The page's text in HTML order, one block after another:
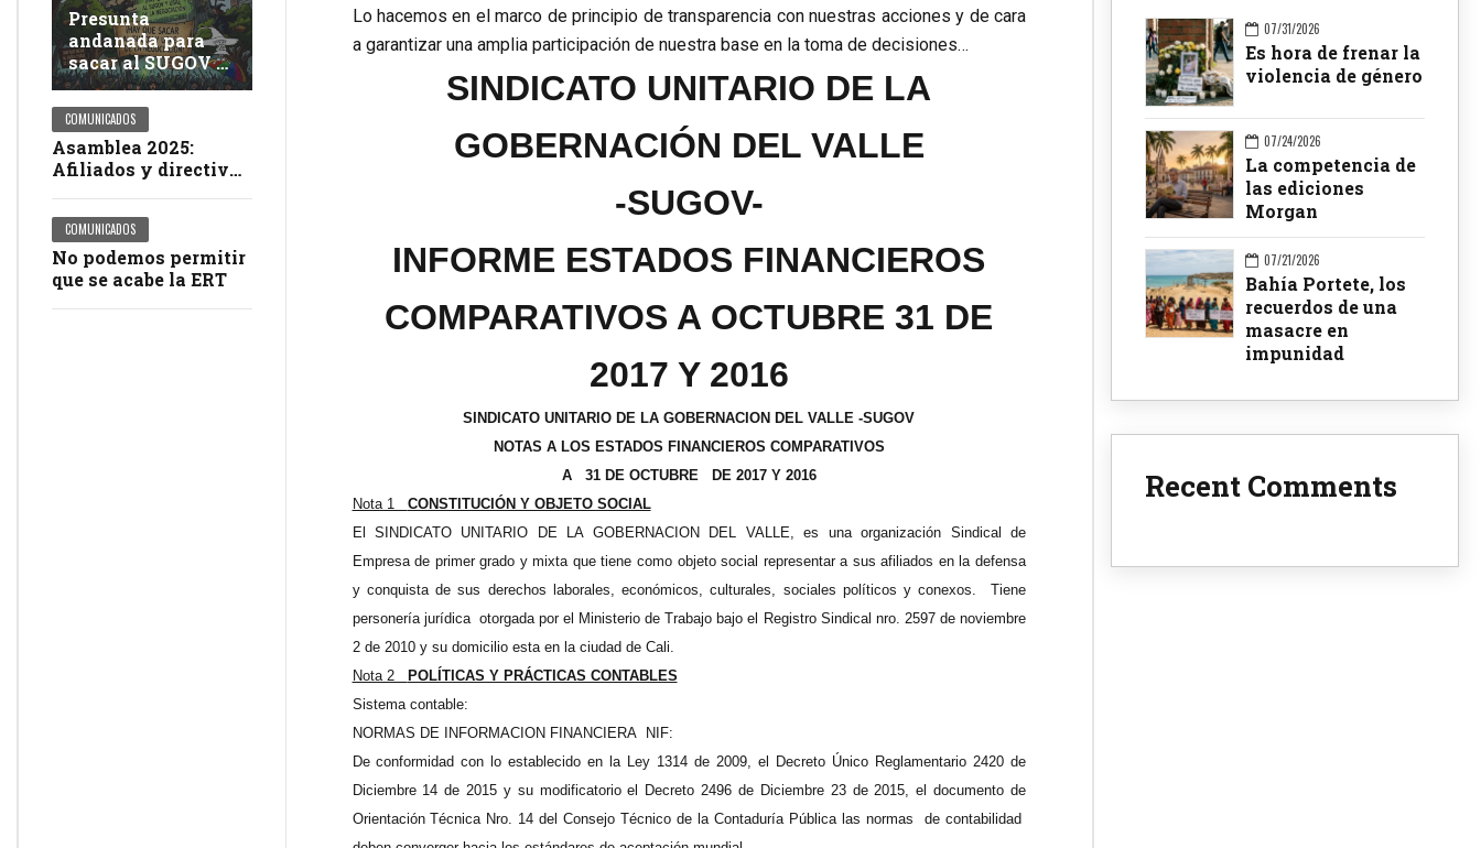
Presunta
andanada para
sacar al SUGOV y
a USAE de la
negociación del
pliego petitorio
COMUNICADOS
Asamblea 2025:
Afiliados y directivos
del estadio
COMUNICADOS
No podemos permitir
que se acabe la ERT
Lo hacemos en el marco de principio de transparencia con nuestras acciones y de cara
a garantizar una amplia participación de nuestra base en la toma de decisiones…
SINDICATO UNITARIO DE LA
GOBERNACIÓN DEL VALLE
-SUGOV-
INFORME ESTADOS FINANCIEROS
COMPARATIVOS A OCTUBRE 31 DE
2017 Y 2016
SINDICATO UNITARIO DE LA GOBERNACION DEL VALLE -SUGOV
NOTAS A LOS ESTADOS FINANCIEROS COMPARATIVOS
A 31 DE OCTUBRE DE 2017 Y 2016
Nota 1 CONSTITUCIÓN Y OBJETO SOCIAL
El SINDICATO UNITARIO DE LA GOBERNACION DEL VALLE, es una organización Sindical de
Empresa de primer grado y mixta que tiene como objeto social representar a sus afiliados en la defensa
y conquista de sus derechos laborales, económicos, culturales, sociales políticos y conexos. Tiene
personería jurídica otorgada por el Ministerio de Trabajo bajo el Registro Sindical nro. 2597 de noviembre
2 de 2010 y su domicilio esta en la ciudad de Cali.
Nota 2
POLÍTICAS Y PRÁCTICAS CONTABLES
Sistema contable:
NORMAS DE INFORMACION FINANCIERA NIF:
De conformidad con lo establecido en la Ley 1314 de 2009, el Decreto Único Reglamentario 2420 de
Diciembre 14 de 2015 y su modificatorio el Decreto 2496 de Diciembre 23 de 2015, el documento de
Orientación Técnica Nro. 14 del Consejo Técnico de la Contaduría Pública las normas de contabilidad
07/31/2026
Es hora de frenar la
violencia de género
07/24/2026
La competencia de
las ediciones
Morgan
07/21/2026
Bahía Portete, los
recuerdos de una
masacre en
impunidad
Recent Comments